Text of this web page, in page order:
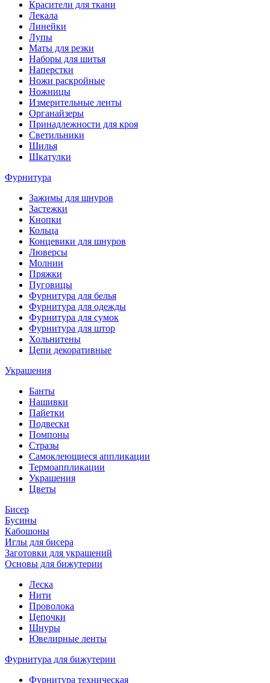
Красители для ткани
Лекала
Линейки
Лупы
Маты для резки
Наборы для шитья
Наперстки
Ножи раскройные
Ножницы
Измерительные ленты
Органайзеры
Принадлежности для кроя
Светильники
Шилья
Шкатулки
Фурнитура
Зажимы для шнуров
Застежки
Кнопки
Кольца
Концевики для шнуров
Люверсы
Молнии
Пряжки
Пуговицы
Фурнитура для белья
Фурнитура для одежды
Фурнитура для сумок
Фурнитура для штор
Хольнитены
Цепи декоративные
Украшения
Банты
Нашивки
Пайетки
Подвески
Помпоны
Стразы
Самоклеющиеся аппликации
Термоаппликации
Украшения
Цветы
Бисер
Бусины
Кабошоны
Иглы для бисера
Заготовки для украшений
Основы для бижутерии
Леска
Нити
Проволока
Цепочки
Шнуры
Ювелирные ленты
Фурнитура для бижутерии
Фурнитура техническая